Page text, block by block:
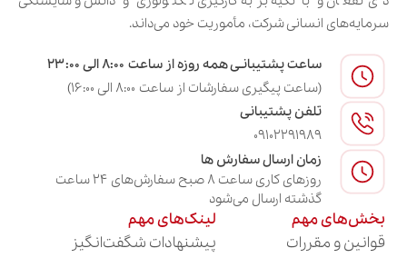
سرمایه‌های انسانی شرکت، مأموریت خود می‌داند.
ساعت پشتیبانـی همه روزه از ساعت ۸:۰۰ الی ۲۳:۰۰
(ساعت پیگیری سفارشات از ساعت ۸:۰۰ الی ۱۶:۰۰)
تلفن پشتیبانی
09102291989
زمان ارسال سفارش ها
روزهای کاری ساعت ۸ صبح سفارش‌های ۲۴ ساعت
گذشته ارسال می‌شود
بخش‌های مهم
قوانین و مقررات
لینک‌های مهم
پیشنهادات شگفت‌انگیز